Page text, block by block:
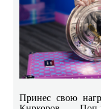
Принес свою